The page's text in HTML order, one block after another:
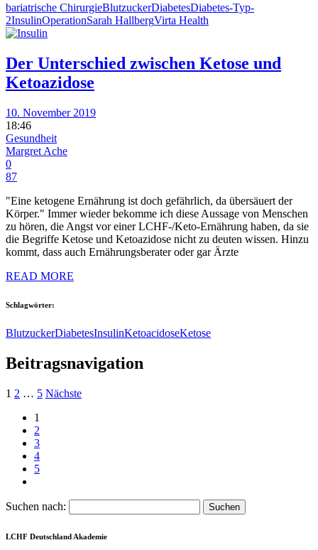
bariatrische ChirurgieBlutzuckerDiabetesDiabetes-Typ-
2InsulinOperationSarah HallbergVirta Health
Der Unterschied zwischen Ketose und
Ketoazidose
10. November 2019
18:46
Gesundheit
Margret Ache
0
87
"Eine ketogene Ernährung ist doch gefährlich, da übersäuert der
Körper." Immer wieder bekomme ich diese Aussage von Menschen
zu hören, die Angst vor einer LCHF-/Keto-Ernährung haben, da sie
die Begriffe Ketose und Ketoazidose nicht zu deuten wissen. Hinzu
kommt, dass auch Ernährungsberater oder gar Ärzte
READ MORE
Schlagwörter:
BlutzuckerDiabetesInsulinKetoacidoseKetose
Beitragsnavigation
1 2 … 5 Nächste
1
2
3
4
5
Suchen nach:
LCHF Deutschland Akademie